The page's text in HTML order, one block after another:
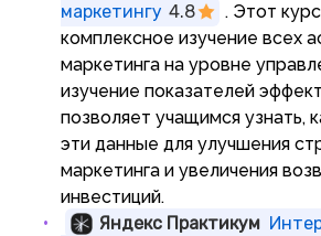
маркетингу 4.8
. Этот
комплексное изучение всех
маркетинга на уровне
изучение показателей
позволяет учащимся узнать,
эти данные для улучшения
маркетинга и увеличения
инвестиций.
Яндекс Практикум